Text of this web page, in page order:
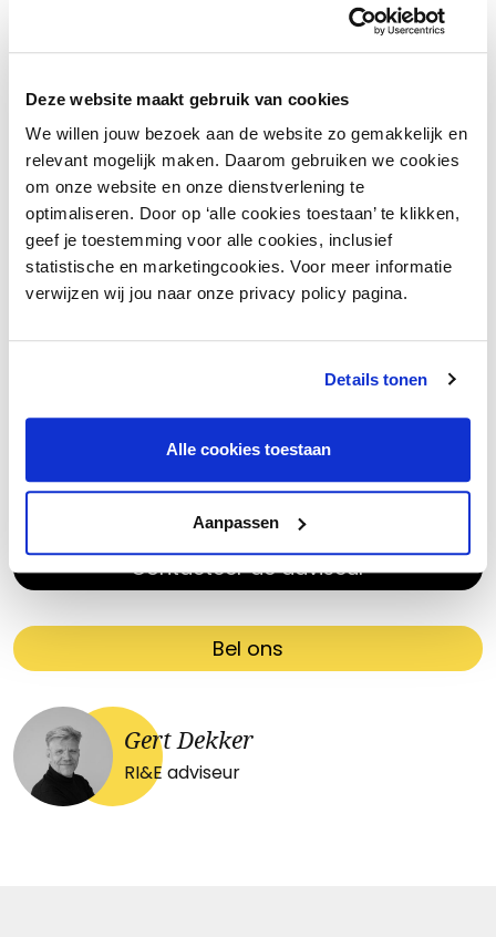
Deze website maakt gebruik van cookies
We willen jouw bezoek aan de website zo gemakkelijk en
relevant mogelijk maken. Daarom gebruiken we cookies
om onze website en onze dienstverlening te
optimaliseren. Door op ‘alle cookies toestaan’ te klikken,
geef je toestemming voor alle cookies, inclusief
statistische en marketingcookies. Voor meer informatie
verwijzen wij jou naar onze privacy policy pagina.
Details tonen
Alle cookies toestaan
Aanpassen
Ben je lid van INretail of Modint/Mitt?
Waar ben je lid? *
Aanmelden
Vragen?
Heb je een vraag over de training? Neem gerust
contact met mij op, ik help je graag verder!
Contacteer de adviseur
Bel ons
Gert Dekker
RI&E adviseur